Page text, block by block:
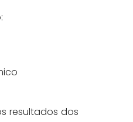
resultados dos